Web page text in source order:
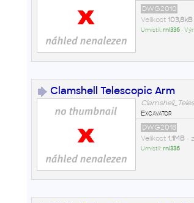
DWG2010
Velikost 103,8kB
Umístil:rnl336•
Clamshell Telescopic Arm
Excavator
DWG2018
Velikost 1,1MB•
Umístil:rnl336